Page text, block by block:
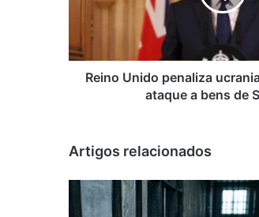
romeno
ataque
a
bensReino Unido penaliza
ataque a bens de
Artigos relacionados